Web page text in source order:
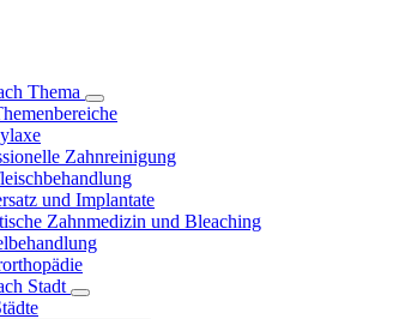
Thema
Zahnreinigung
und Implantate
Zahnmedizin und Bleaching
Stadt